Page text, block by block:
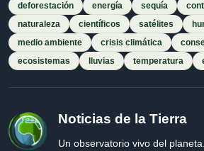
deforestación
energía sequía
naturaleza
científicos satélites
medio ambiente
crisis climática
ecosistemas
lluvias temperatura
Noticias de la Tierra
Un observatorio vivo del